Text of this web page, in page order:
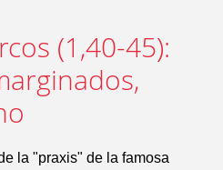
(1,40-45):
la "praxis" de la famosa